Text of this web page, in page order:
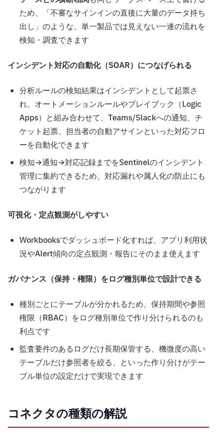
ため、「不審なサインインの直後に大量のデータ持ち
出し」のような、単一製品では見えない一連の流れを
検知・調査できます
インシデント対応の自動化（SOAR）につなげられる
分析ルールの検知結果はインシデントとして起票さ
れ、オートメーションルールやプレイブック（Logic
Apps）と組み合わせて、Teams/Slackへの通知、チ
ケット起票、担当者の自動アサインといった対応フロ
ーを自動化できます
検知→通知→対応記録までをSentinelのインシデント
管理に集約できるため、対応漏れや属人化の防止にも
つながります
可視化・定点観測がしやすい
Workbooksでダッシュボード化すれば、アプリ利用状
況やAlert傾向の定点観測・報告にそのまま使えます
ガバナンス（保持・権限）をログ種別単位で設計できる
種別ごとにテーブルが分かれるため、保持期間や参照
権限（RBAC）をログ種別単位で作り分けられるのも
利点です
監査要件のあるログだけ長期保管する、機微度の高い
テーブルだけ参照者を絞る、といった作り分けがテー
ブル単位の設定だけで実現できます
コネクタの種類の解説